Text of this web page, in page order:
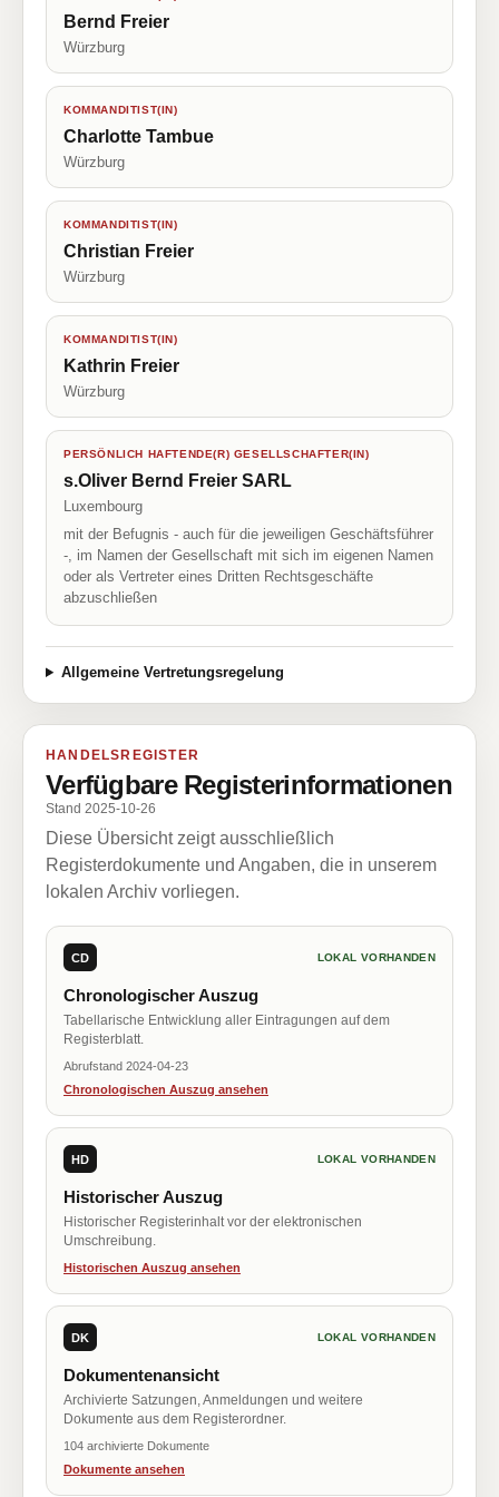
Bernd Freier
Würzburg
KOMMANDITIST(IN)
Charlotte Tambue
Würzburg
KOMMANDITIST(IN)
Christian Freier
Würzburg
KOMMANDITIST(IN)
Kathrin Freier
Würzburg
PERSÖNLICH HAFTENDE(R) GESELLSCHAFTER(IN)
s.Oliver Bernd Freier SARL
Luxembourg
mit der Befugnis - auch für die jeweiligen Geschäftsführer
-, im Namen der Gesellschaft mit sich im eigenen Namen
oder als Vertreter eines Dritten Rechtsgeschäfte
abzuschließen
Allgemeine Vertretungsregelung
HANDELSREGISTER
Verfügbare Registerinformationen
Stand 2025-10-26
Diese Übersicht zeigt ausschließlich
Registerdokumente und Angaben, die in unserem
lokalen Archiv vorliegen.
CD LOKAL VORHANDEN
Chronologischer Auszug
Tabellarische Entwicklung aller Eintragungen auf dem
Registerblatt.
Abrufstand 2024-04-23
Chronologischen Auszug ansehen
HD LOKAL VORHANDEN
Historischer Auszug
Historischer Registerinhalt vor der elektronischen
Umschreibung.
Historischen Auszug ansehen
DK LOKAL VORHANDEN
Dokumentenansicht
Archivierte Satzungen, Anmeldungen und weitere
Dokumente aus dem Registerordner.
104 archivierte Dokumente
Dokumente ansehen